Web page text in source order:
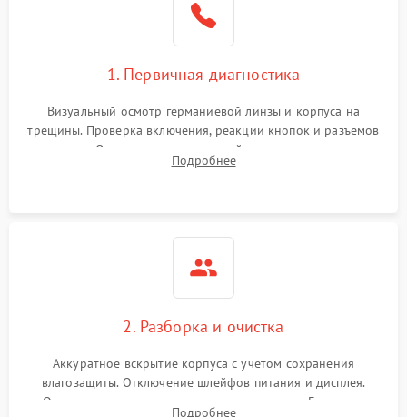
1. Первичная диагностика
Визуальный осмотр германиевой линзы и корпуса на
трещины. Проверка включения, реакции кнопок и разъемов
зарядки. Оценка вывода тепловой сигнатуры на экран,
проверка базовых функций и считывание системных
Подробнее
2. Разборка и очистка
Аккуратное вскрытие корпуса с учетом сохранения
влагозащиты. Отключение шлейфов питания и дисплея.
Очистка внутренних плат от окислов и пыли. Бережная
Подробнее